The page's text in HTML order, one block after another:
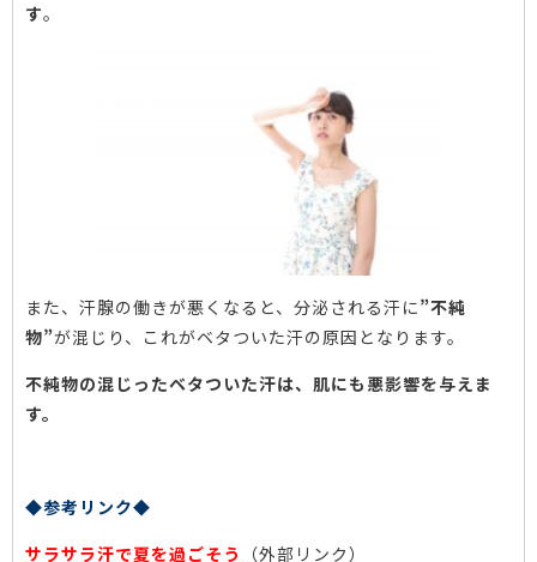
す。
また、汗腺の働きが悪くなると、分泌される汗に”不純
物”が混じり、これがベタついた汗の原因となります。
不純物の混じったベタついた汗は、肌にも悪影響を与えま
す。
◆参考リンク◆
サラサラ汗で夏を過ごそう
（外部リンク）